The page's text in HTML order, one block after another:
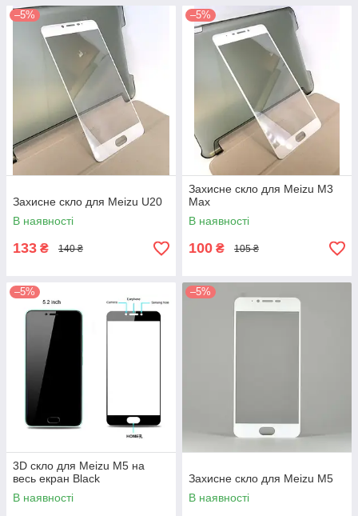
–5%
Захисне скло для Meizu U20
В наявності
133 ₴ 140 ₴
–5%
Захисне скло для Meizu M3
Max
В наявності
100 ₴ 105 ₴
–5%
3D скло для Meizu M5 на
весь екран Black
В наявності
–5%
Захисне скло для Meizu M5
В наявності